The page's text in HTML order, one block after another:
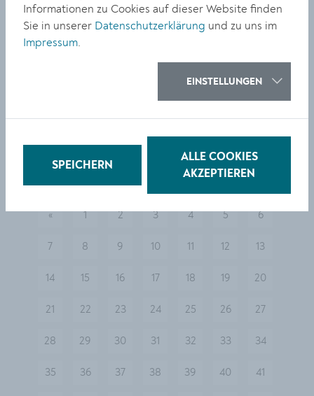
Galerie
vorherige
« 1 2 3 4 5 6
7 8 9 10 11 12 13
14 15 16 17 18 19 20
21 22 23 24 25 26 27
28 29 30 31 32 33 34
35 36 37 38 39 40 41
Informationen zu Cookies auf dieser Website finden
Sie in unserer Datenschutzerklärung und zu uns im
Impressum.
EINSTELLUNGEN
SPEICHERN
ALLE COOKIES
AKZEPTIEREN